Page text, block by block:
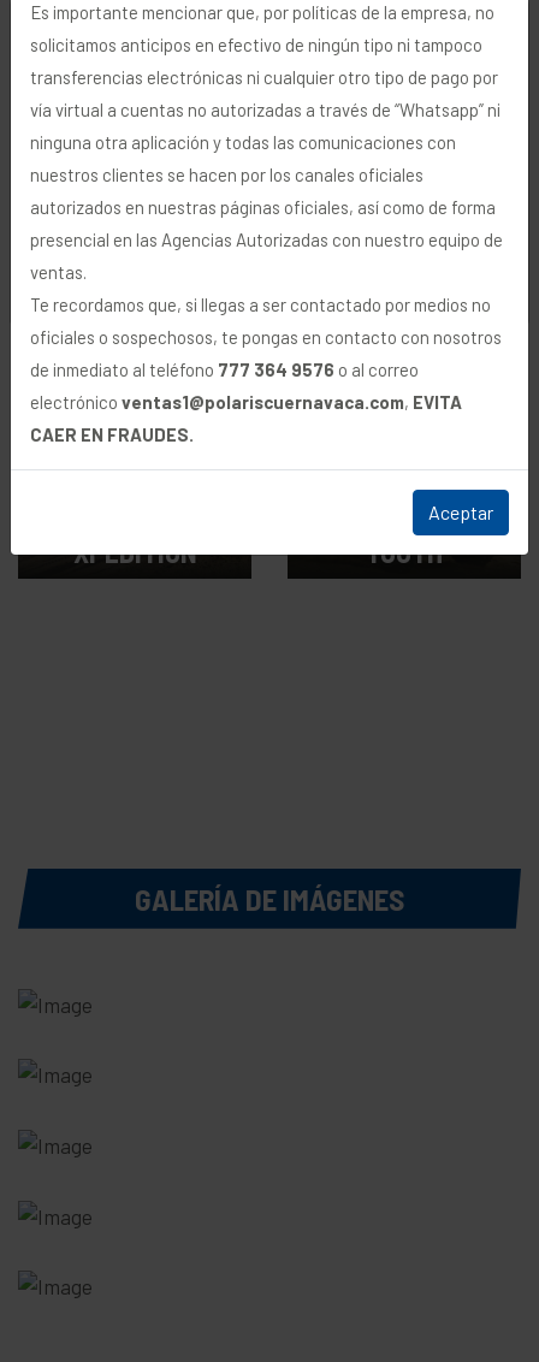
RZR
Desde $309,900
SPORTSMAN
Desde $169,900
MXN
XPEDITION
YOUTH
GALERÍA DE IMÁGENES
🍪 Uso de Cookies
Utilizamos cookies y tecnologías similares para
personalizar y mejorar su navegación, analizar visitas
y transmitir publicidad. Para más información, vea
nuestraPolítica de Privacidad.
Es importante mencionar que, por políticas de la empresa, no
solicitamos anticipos en efectivo de ningún tipo ni tampoco
transferencias electrónicas ni cualquier otro tipo de pago por
vía virtual a cuentas no autorizadas a través de “Whatsapp” ni
ninguna otra aplicación y todas las comunicaciones con
nuestros clientes se hacen por los canales oficiales
autorizados en nuestras páginas oficiales, así como de forma
presencial en las Agencias Autorizadas con nuestro equipo de
ventas.
Te recordamos que, si llegas a ser contactado por medios no
oficiales o sospechosos, te pongas en contacto con nosotros
de inmediato al teléfono 777 364 9576 o al correo
electrónico ventas1@polariscuernavaca.com, EVITA
CAER EN FRAUDES.
Aceptar